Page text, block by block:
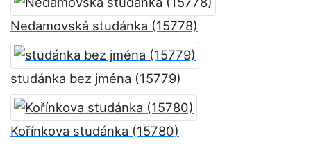
Nedamovská studánka (15778)
studánka bez jména (15779)
Kořínkova studánka (15780)